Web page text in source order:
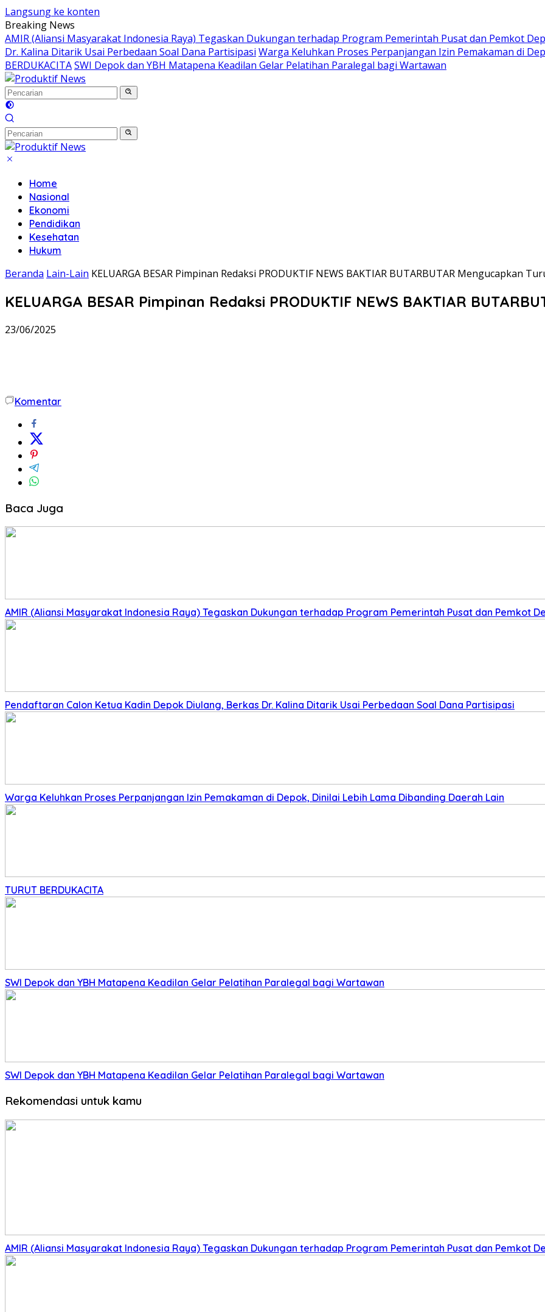
Langsung ke konten
Breaking News
AMIR (Aliansi Masyarakat Indonesia Raya) Tegaskan Dukungan terhadap Program Pemerintah Pusat dan Pemkot
Dr. Kalina Ditarik Usai Perbedaan Soal Dana Partisipasi Warga Keluhkan Proses Perpanjangan Izin Pemakaman di
BERDUKACITASWI Depok dan YBH Matapena Keadilan Gelar Pelatihan Paralegal bagi Wartawan
Home
Nasional
Ekonomi
Pendidikan
Kesehatan
Hukum
Beranda Lain-Lain KELUARGA BESAR Pimpinan Redaksi PRODUKTIF NEWS BAKTIAR BUTARBUTAR Mengucapkan
KELUARGA BESAR Pimpinan Redaksi PRODUKTIF NEWS BAKTIAR
23/06/2025
Komentar
Baca Juga
AMIR (Aliansi Masyarakat Indonesia Raya) Tegaskan Dukungan terhadap Program Pemerintah Pusat dan Pemkot
Pendaftaran Calon Ketua Kadin Depok Diulang, Berkas Dr. Kalina Ditarik Usai Perbedaan Soal Dana Partisipasi
Warga Keluhkan Proses Perpanjangan Izin Pemakaman di Depok, Dinilai Lebih Lama Dibanding Daerah Lain
TURUT BERDUKACITA
SWI Depok dan YBH Matapena Keadilan Gelar Pelatihan Paralegal bagi Wartawan
SWI Depok dan YBH Matapena Keadilan Gelar Pelatihan Paralegal bagi Wartawan
Rekomendasi untuk kamu
AMIR (Aliansi Masyarakat Indonesia Raya) Tegaskan Dukungan terhadap Program Pemerintah Pusat dan Pemkot